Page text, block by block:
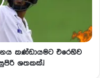
කණ්ඩායමට එරෙහිව
ශතකක්.!